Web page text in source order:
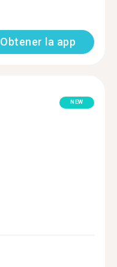
Obtener la app
NEW